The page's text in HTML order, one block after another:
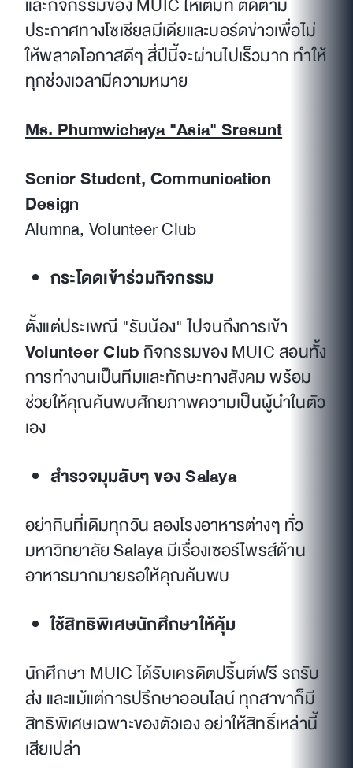
และกิจกรรมของ MUIC ให้เต็มที่ ติดตาม
ประกาศทางโซเชียลมีเดียและบอร์ดข่าวเพื่อไม่
ให้พลาดโอกาสดีๆ สี่ปีนี้จะผ่านไปเร็วมาก ทำให้
ทุกช่วงเวลามีความหมาย
Ms. Phumwichaya "Asia" Sresunt
Senior Student, Communication
Design
Alumna, Volunteer Club
กระโดดเข้าร่วมกิจกรรม
ตั้งแต่ประเพณี "รับน้อง" ไปจนถึงการเข้า
Volunteer Clubกิจกรรมของ MUIC สอนทั้ง
การทำงานเป็นทีมและทักษะทางสังคม พร้อม
ช่วยให้คุณค้นพบศักยภาพความเป็นผู้นำในตัว
เอง
สำรวจมุมลับๆ ของ Salaya
อย่ากินที่เดิมทุกวัน ลองโรงอาหารต่างๆ ทั่ว
มหาวิทยาลัย Salaya มีเรื่องเซอร์ไพรส์ด้าน
อาหารมากมายรอให้คุณค้นพบ
ใช้สิทธิพิเศษนักศึกษาให้คุ้ม
นักศึกษา MUIC ได้รับเครดิตปริ้นต์ฟรี รถรับ
ส่ง และแม้แต่การปรึกษาออนไลน์ ทุกสาขาก็มี
สิทธิพิเศษเฉพาะของตัวเอง อย่าให้สิทธิ์เหล่านี้
เสียเปล่า